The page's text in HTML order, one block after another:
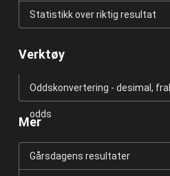
Statistikk over riktig resultat
Verktøy
Oddskonvertering - desimal,
odds
Mer
Gårsdagens resultater